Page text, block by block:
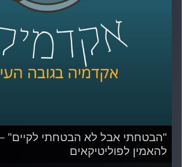
"הבטחתי אבל לא הבטחתי לקיים"
להאמין לפוליטיקאים